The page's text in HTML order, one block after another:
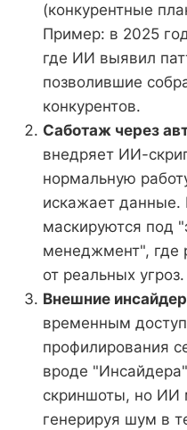
(конкурентные
Пример: в 2025
где ИИ выявил
позволившие
конкурентов.
Саботаж через
внедряет ИИ-
нормальную
искажает данные.
маскируются под
менеджмент", где
от реальных угроз.
Внешние
временным
профилирования
вроде
скриншоты, но ИИ
генерируя шум в